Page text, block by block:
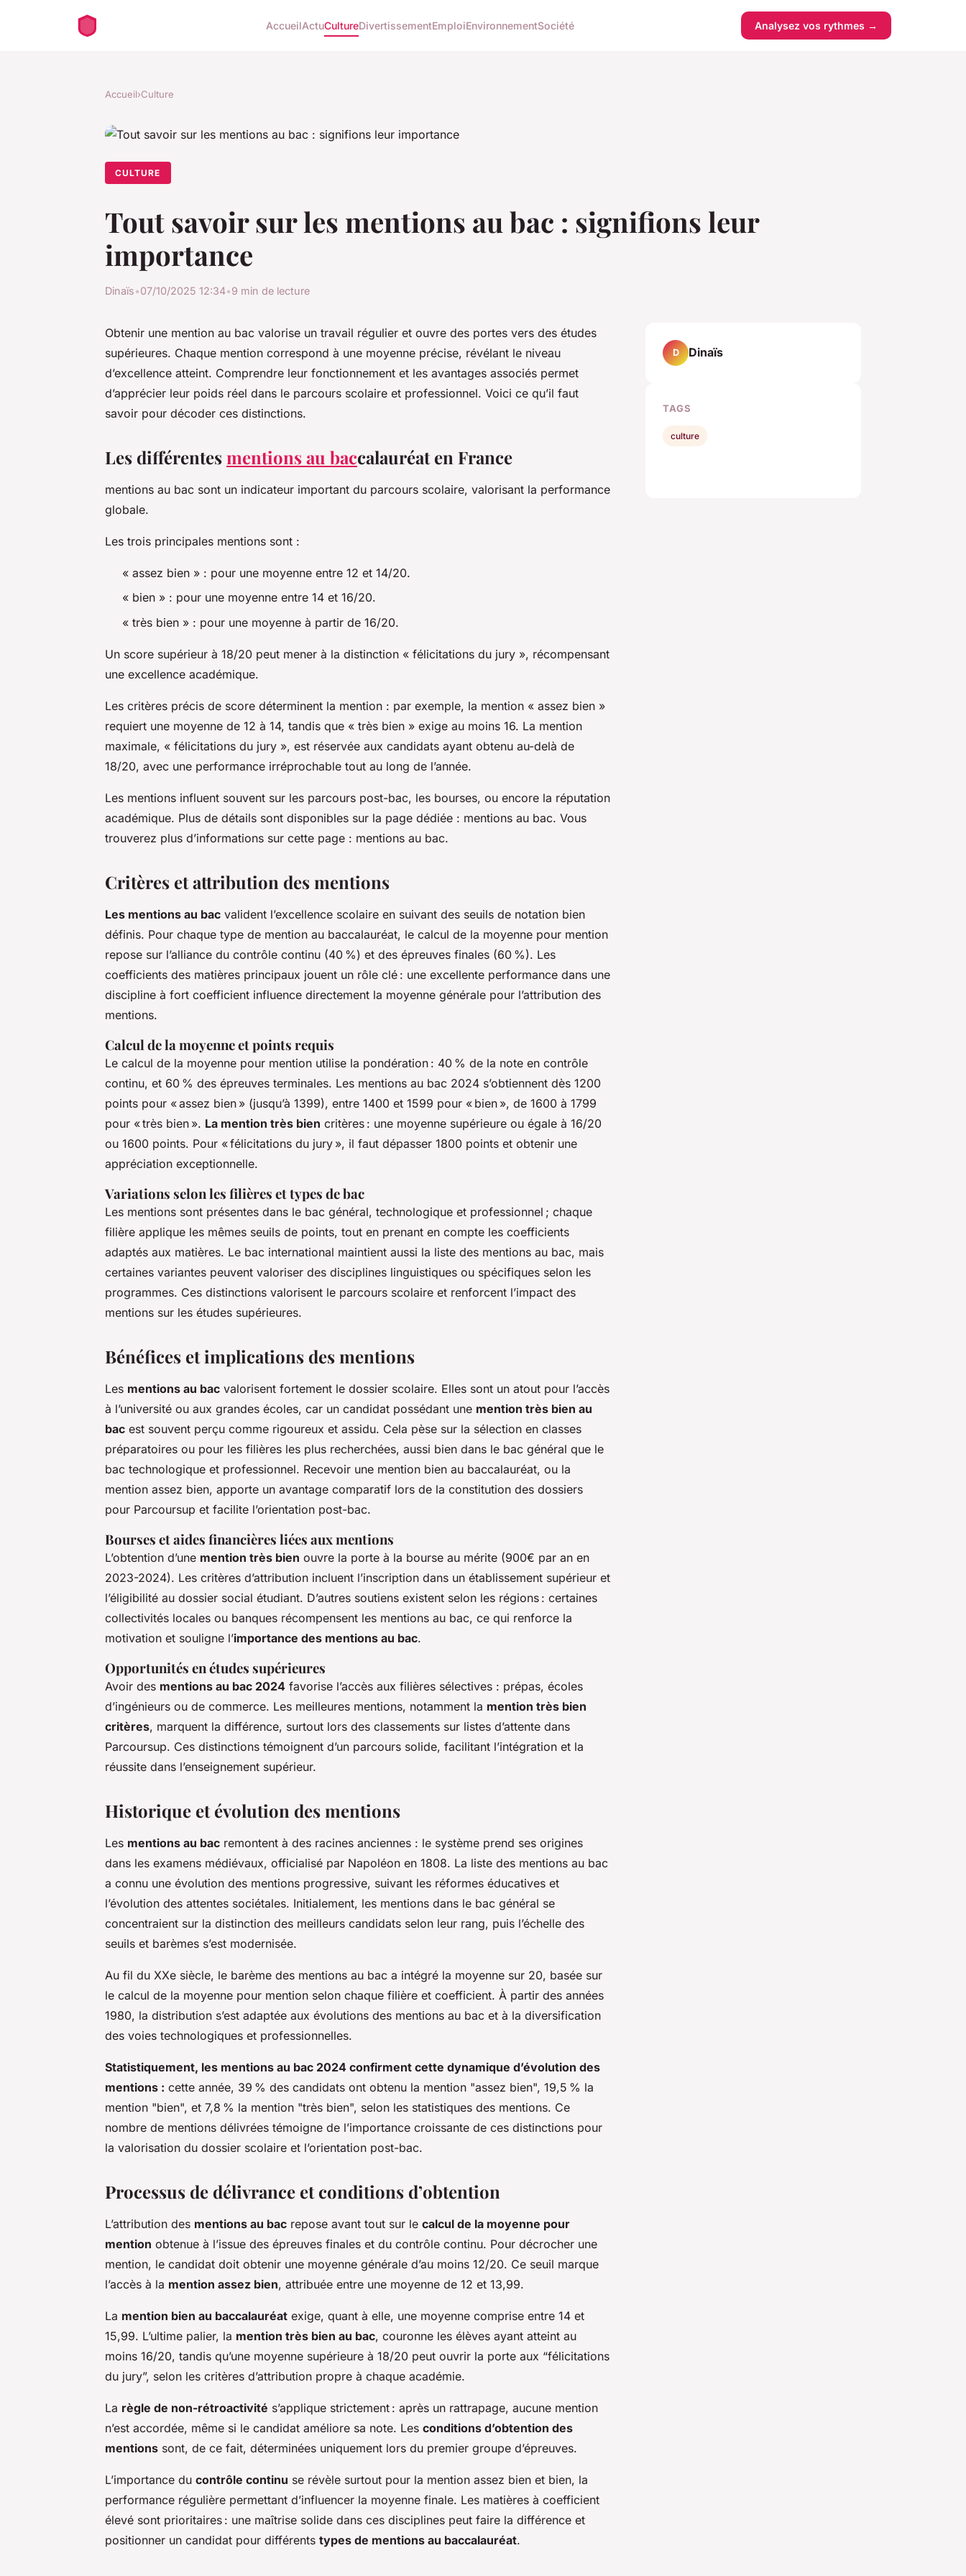
AccueilActuCultureDivertissementEmploiEnvironnementSociété Analysez vos rythmes →
Accueil›Culture
CULTURE
Tout savoir sur les mentions au bac : signifions leur
importance
Dinaïs•07/10/2025 12:34•9 min de lecture
Obtenir une mention au bac valorise un travail régulier et ouvre des portes vers des études
supérieures. Chaque mention correspond à une moyenne précise, révélant le niveau
d’excellence atteint. Comprendre leur fonctionnement et les avantages associés permet
d’apprécier leur poids réel dans le parcours scolaire et professionnel. Voici ce qu’il faut
savoir pour décoder ces distinctions.
Les différentesmentions au baccalauréat en France
mentions au bac sont un indicateur important du parcours scolaire, valorisant la performance
globale.
Les trois principales mentions sont :
« assez bien » : pour une moyenne entre 12 et 14/20.
« bien » : pour une moyenne entre 14 et 16/20.
« très bien » : pour une moyenne à partir de 16/20.
Un score supérieur à 18/20 peut mener à la distinction « félicitations du jury », récompensant
une excellence académique.
Les critères précis de score déterminent la mention : par exemple, la mention « assez bien »
requiert une moyenne de 12 à 14, tandis que « très bien » exige au moins 16. La mention
maximale, « félicitations du jury », est réservée aux candidats ayant obtenu au-delà de
18/20, avec une performance irréprochable tout au long de l’année.
Les mentions influent souvent sur les parcours post-bac, les bourses, ou encore la réputation
académique. Plus de détails sont disponibles sur la page dédiée : mentions au bac. Vous
trouverez plus d’informations sur cette page : mentions au bac.
Critères et attribution des mentions
Les mentions au bac valident l’excellence scolaire en suivant des seuils de notation bien
définis. Pour chaque type de mention au baccalauréat, le calcul de la moyenne pour mention
repose sur l’alliance du contrôle continu (40 %) et des épreuves finales (60 %). Les
coefficients des matières principaux jouent un rôle clé : une excellente performance dans une
discipline à fort coefficient influence directement la moyenne générale pour l’attribution des
mentions.
Calcul de la moyenne et points requis
Le calcul de la moyenne pour mention utilise la pondération : 40 % de la note en contrôle
continu, et 60 % des épreuves terminales. Les mentions au bac 2024 s’obtiennent dès 1200
points pour « assez bien » (jusqu’à 1399), entre 1400 et 1599 pour « bien », de 1600 à 1799
pour « très bien ». La mention très bien critères : une moyenne supérieure ou égale à 16/20
ou 1600 points. Pour « félicitations du jury », il faut dépasser 1800 points et obtenir une
appréciation exceptionnelle.
Variations selon les filières et types de bac
Les mentions sont présentes dans le bac général, technologique et professionnel ; chaque
filière applique les mêmes seuils de points, tout en prenant en compte les coefficients
adaptés aux matières. Le bac international maintient aussi la liste des mentions au bac, mais
certaines variantes peuvent valoriser des disciplines linguistiques ou spécifiques selon les
programmes. Ces distinctions valorisent le parcours scolaire et renforcent l’impact des
mentions sur les études supérieures.
Bénéfices et implications des mentions
Les mentions au bac valorisent fortement le dossier scolaire. Elles sont un atout pour l’accès
à l’université ou aux grandes écoles, car un candidat possédant une mention très bien au
bac est souvent perçu comme rigoureux et assidu. Cela pèse sur la sélection en classes
préparatoires ou pour les filières les plus recherchées, aussi bien dans le bac général que le
bac technologique et professionnel. Recevoir une mention bien au baccalauréat, ou la
mention assez bien, apporte un avantage comparatif lors de la constitution des dossiers
pour Parcoursup et facilite l’orientation post-bac.
Bourses et aides financières liées aux mentions
L’obtention d’une mention très bien ouvre la porte à la bourse au mérite (900€ par an en
2023-2024). Les critères d’attribution incluent l’inscription dans un établissement supérieur et
l’éligibilité au dossier social étudiant. D’autres soutiens existent selon les régions : certaines
collectivités locales ou banques récompensent les mentions au bac, ce qui renforce la
motivation et souligne l’importance des mentions au bac.
Opportunités en études supérieures
Avoir des mentions au bac 2024 favorise l’accès aux filières sélectives : prépas, écoles
d’ingénieurs ou de commerce. Les meilleures mentions, notamment la mention très bien
critères, marquent la différence, surtout lors des classements sur listes d’attente dans
Parcoursup. Ces distinctions témoignent d’un parcours solide, facilitant l’intégration et la
réussite dans l’enseignement supérieur.
Historique et évolution des mentions
Les mentions au bac remontent à des racines anciennes : le système prend ses origines
dans les examens médiévaux, officialisé par Napoléon en 1808. La liste des mentions au bac
a connu une évolution des mentions progressive, suivant les réformes éducatives et
l’évolution des attentes sociétales. Initialement, les mentions dans le bac général se
concentraient sur la distinction des meilleurs candidats selon leur rang, puis l’échelle des
seuils et barèmes s’est modernisée.
Au fil du XXe siècle, le barème des mentions au bac a intégré la moyenne sur 20, basée sur
le calcul de la moyenne pour mention selon chaque filière et coefficient. À partir des années
1980, la distribution s’est adaptée aux évolutions des mentions au bac et à la diversification
des voies technologiques et professionnelles.
Statistiquement, les mentions au bac 2024 confirment cette dynamique d’évolution des
mentions : cette année, 39 % des candidats ont obtenu la mention "assez bien", 19,5 % la
mention "bien", et 7,8 % la mention "très bien", selon les statistiques des mentions. Ce
nombre de mentions délivrées témoigne de l’importance croissante de ces distinctions pour
la valorisation du dossier scolaire et l’orientation post-bac.
Processus de délivrance et conditions d’obtention
L’attribution des mentions au bac repose avant tout sur le calcul de la moyenne pour
mention obtenue à l’issue des épreuves finales et du contrôle continu. Pour décrocher une
mention, le candidat doit obtenir une moyenne générale d’au moins 12/20. Ce seuil marque
l’accès à la mention assez bien, attribuée entre une moyenne de 12 et 13,99.
La mention bien au baccalauréat exige, quant à elle, une moyenne comprise entre 14 et
15,99. L’ultime palier, la mention très bien au bac, couronne les élèves ayant atteint au
moins 16/20, tandis qu’une moyenne supérieure à 18/20 peut ouvrir la porte aux “félicitations
du jury”, selon les critères d’attribution propre à chaque académie.
La règle de non-rétroactivité s’applique strictement : après un rattrapage, aucune mention
n’est accordée, même si le candidat améliore sa note. Les conditions d’obtention des
mentions sont, de ce fait, déterminées uniquement lors du premier groupe d’épreuves.
L’importance du contrôle continu se révèle surtout pour la mention assez bien et bien, la
performance régulière permettant d’influencer la moyenne finale. Les matières à coefficient
élevé sont prioritaires : une maîtrise solide dans ces disciplines peut faire la différence et
positionner un candidat pour différents types de mentions au baccalauréat.
D Dinaïs
TAGS
culture